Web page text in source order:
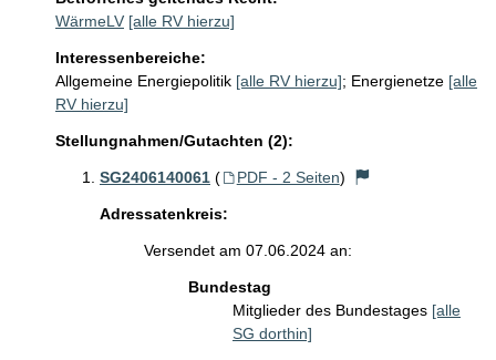
WärmeLV [alle RV hierzu]
Interessenbereiche:
Allgemeine Energiepolitik [alle RV hierzu]; Energienetze [alle
RV hierzu]
Stellungnahmen/Gutachten (2):
SG2406140061 ( PDF - 2 Seiten)
Adressatenkreis:
Versendet am 07.06.2024 an:
Bundestag
Mitglieder des Bundestages [alle
SG dorthin]